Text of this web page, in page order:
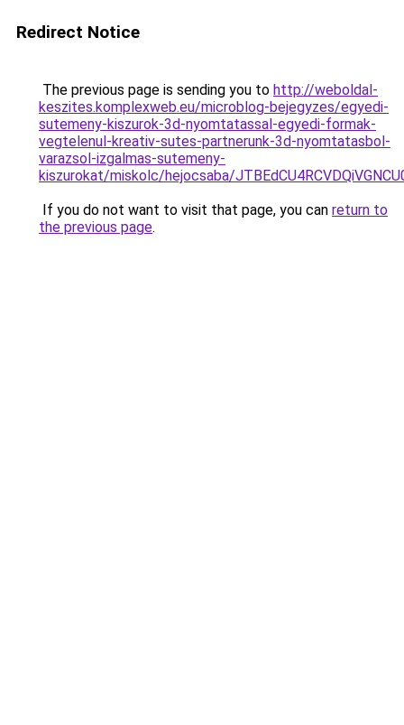
Redirect Notice
The previous page is sending you to http://weboldal-
keszites.komplexweb.eu/microblog-bejegyzes/egyedi-
sutemeny-kiszurok-3d-nyomtatassal-egyedi-formak-
vegtelenul-kreativ-sutes-partnerunk-3d-nyomtatasbol-
varazsol-izgalmas-sutemeny-
kiszurokat/miskolc/hejocsaba/
If you do not want to visit that page, you can return to
the previous page.